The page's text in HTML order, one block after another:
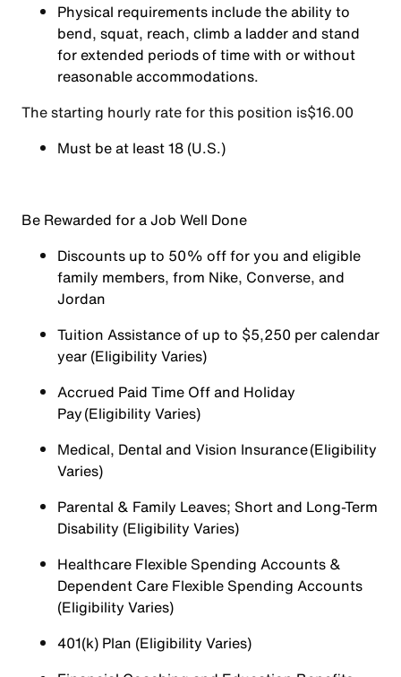
Physical requirements include the ability to
bend, squat, reach, climb a ladder and stand
for extended periods of time with or without
reasonable accommodations.
The starting hourly rate for this position isㅤ$16.00
Must be at least 18 (U.S.)
Be Rewarded for a Job Well Done
Discounts up to 50% off for you and eligible
family members, from Nike, Converse, and
Jordan
Tuition Assistance of up to $5,250 per calendar
year (Eligibility Varies)
Accrued Paid Time Off and Holiday
Pay (Eligibility Varies)
Medical, Dental and Vision Insurance (Eligibility
Varies)
Parental & Family Leaves; Short and Long-Term
Disability (Eligibility Varies)
Healthcare Flexible Spending Accounts &
Dependent Care Flexible Spending Accounts
(Eligibility Varies)
401(k) Plan (Eligibility Varies)